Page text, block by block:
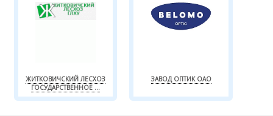
ЖИТКОВИЧСКИЙ ЛЕСХОЗ
ГОСУДАРСТВЕННОЕ ...
ЗАВОД ОПТИК ОАО